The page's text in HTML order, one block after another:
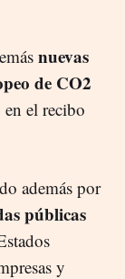
nuevas
de CO2
el recibo
además por
públicas
y